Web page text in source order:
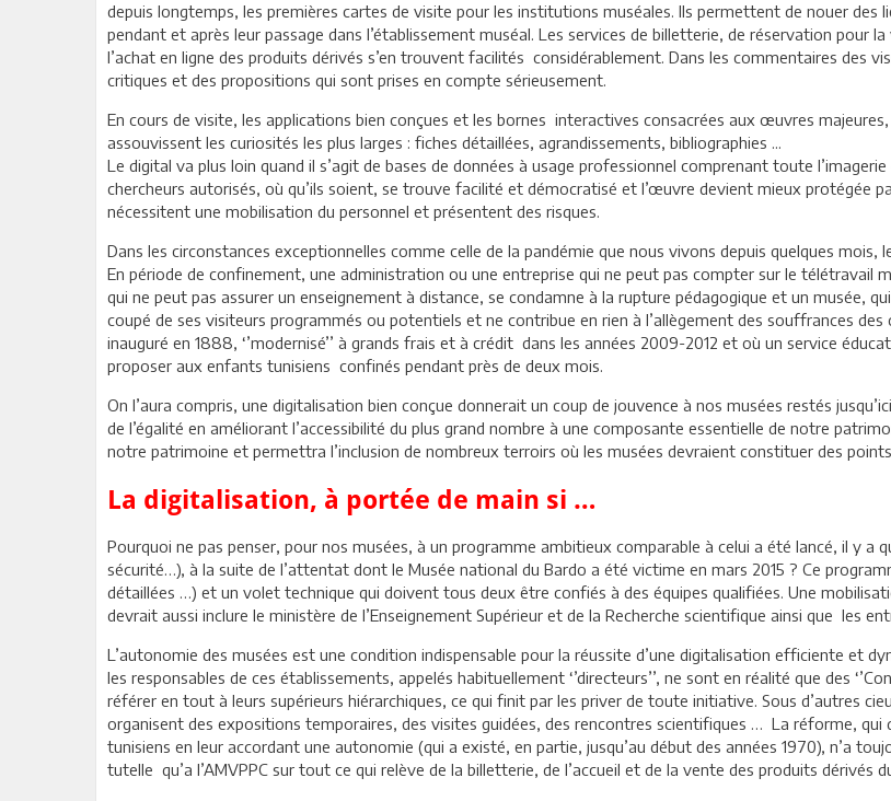
depuis longtemps, les premières cartes de visite pour les institutions muséales. Ils permettent de nouer
pendant et après leur passage dans l’établissement muséal. Les services de billetterie, de réservation pour
l’achat en ligne des produits dérivés s’en trouvent facilités considérablement. Dans les commentaires des
critiques et des propositions qui sont prises en compte sérieusement.
En cours de visite, les applications bien conçues et les bornes interactives consacrées aux œuvres
assouvissent les curiosités les plus larges : fiches détaillées, agrandissements, bibliographies ...
Le digital va plus loin quand il s’agit de bases de données à usage professionnel comprenant toute
chercheurs autorisés, où qu’ils soient, se trouve facilité et démocratisé et l’œuvre devient mieux protégée
nécessitent une mobilisation du personnel et présentent des risques.
Dans les circonstances exceptionnelles comme celle de la pandémie que nous vivons depuis quelques mois,
En période de confinement, une administration ou une entreprise qui ne peut pas compter sur le télétravail
qui ne peut pas assurer un enseignement à distance, se condamne à la rupture pédagogique et un musée,
coupé de ses visiteurs programmés ou potentiels et ne contribue en rien à l’allègement des souffrances
inauguré en 1888, ‘’modernisé’’ à grands frais et à crédit dans les années 2009-2012 et où un service
proposer aux enfants tunisiens confinés pendant près de deux mois.
On l’aura compris, une digitalisation bien conçue donnerait un coup de jouvence à nos musées restés
de l’égalité en améliorant l’accessibilité du plus grand nombre à une composante essentielle de notre
notre patrimoine et permettra l’inclusion de nombreux terroirs où les musées devraient constituer des
La digitalisation, à portée de main si …
Pourquoi ne pas penser, pour nos musées, à un programme ambitieux comparable à celui a été lancé, il y a
sécurité…), à la suite de l’attentat dont le Musée national du Bardo a été victime en mars 2015 ? Ce
détaillées …) et un volet technique qui doivent tous deux être confiés à des équipes qualifiées. Une
devrait aussi inclure le ministère de l’Enseignement Supérieur et de la Recherche scientifique ainsi que les
L’autonomie des musées est une condition indispensable pour la réussite d’une digitalisation efficiente et
les responsables de ces établissements, appelés habituellement ‘’directeurs’’, ne sont en réalité que des
référer en tout à leurs supérieurs hiérarchiques, ce qui finit par les priver de toute initiative. Sous d’autres
organisent des expositions temporaires, des visites guidées, des rencontres scientifiques … La réforme, qui
tunisiens en leur accordant une autonomie (qui a existé, en partie, jusqu’au début des années 1970), n’a
tutelle qu’a l’AMVPPC sur tout ce qui relève de la billetterie, de l’accueil et de la vente des produits dérivés